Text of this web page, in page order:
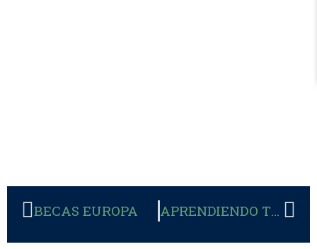
BECAS EUROPA APRENDIENDO TEATRO